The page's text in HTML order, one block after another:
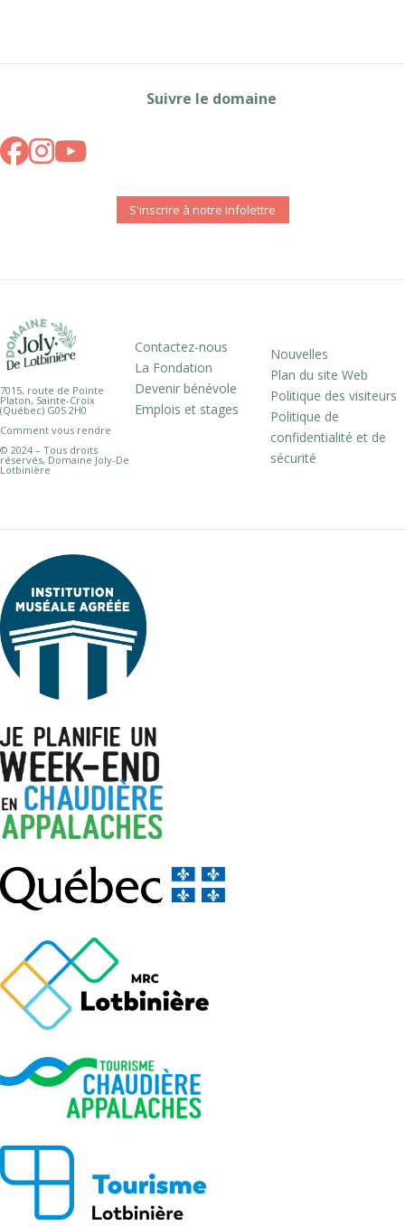
Suivre le domaine
S'inscrire à notre infolettre
7015, route de Pointe
Platon, Sainte-Croix
(Québec) G0S 2H0
Comment vous rendre
© 2024 – Tous droits
réservés, Domaine Joly-De
Lotbinière
Contactez-nous
La Fondation
Devenir bénévole
Emplois et stages
Nouvelles
Plan du site Web
Politique des visiteurs
Politique de
confidentialité et de
sécurité